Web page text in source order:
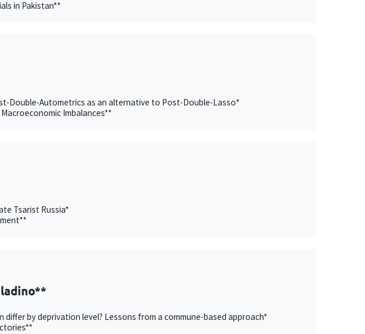
in Pakistan**
Double-Autometrics as an alternative to Post-Double-Lasso*
Imbalances**
Tsarist Russia*
by deprivation level? Lessons from a commune-based approach*